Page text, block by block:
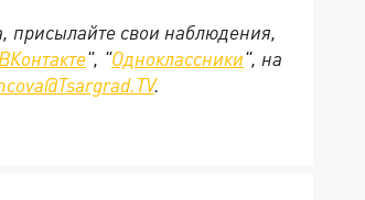
присылайте свои наблюдения,
", "Одноклассники", на
.